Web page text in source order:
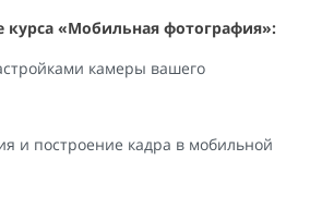
курса «Мобильная фотография»:
камеры вашего
и построение кадра в мобильной